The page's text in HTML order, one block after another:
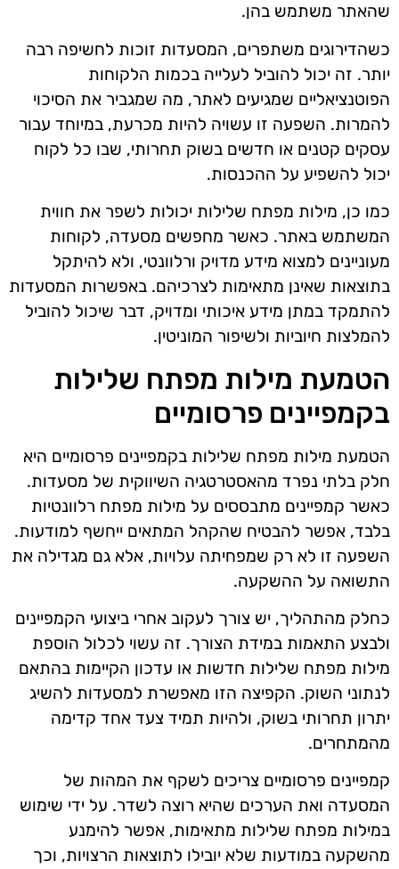
שהאתר משתמש בהן.
כשהדירוגים משתפרים, המסעדות זוכות לחשיפה רבה
יותר. זה יכול להוביל לעלייה בכמות הלקוחות
הפוטנציאליים שמגיעים לאתר, מה שמגביר את הסיכוי
להמרות. השפעה זו עשויה להיות מכרעת, במיוחד עבור
עסקים קטנים או חדשים בשוק תחרותי, שבו כל לקוח
יכול להשפיע על ההכנסות.
כמו כן, מילות מפתח שלילות יכולות לשפר את חווית
המשתמש באתר. כאשר מחפשים מסעדה, לקוחות
מעוניינים למצוא מידע מדויק ורלוונטי, ולא להיתקל
בתוצאות שאינן מתאימות לצרכיהם. באפשרות המסעדות
להתמקד במתן מידע איכותי ומדויק, דבר שיכול להוביל
להמלצות חיוביות ולשיפור המוניטין.
הטמעת מילות מפתח שלילות
בקמפיינים פרסומיים
הטמעת מילות מפתח שלילות בקמפיינים פרסומיים היא
חלק בלתי נפרד מהאסטרטגיה השיווקית של מסעדות.
כאשר קמפיינים מתבססים על מילות מפתח רלוונטיות
בלבד, אפשר להבטיח שהקהל המתאים ייחשף למודעות.
השפעה זו לא רק שמפחיתה עלויות, אלא גם מגדילה את
התשואה על ההשקעה.
כחלק מהתהליך, יש צורך לעקוב אחרי ביצועי הקמפיינים
ולבצע התאמות במידת הצורך. זה עשוי לכלול הוספת
מילות מפתח שלילות חדשות או עדכון הקיימות בהתאם
לנתוני השוק. הקפיצה הזו מאפשרת למסעדות להשיג
יתרון תחרותי בשוק, ולהיות תמיד צעד אחד קדימה
מהמתחרים.
קמפיינים פרסומיים צריכים לשקף את המהות של
המסעדה ואת הערכים שהיא רוצה לשדר. על ידי שימוש
במילות מפתח שלילות מתאימות, אפשר להימנע
מהשקעה במודעות שלא יובילו לתוצאות הרצויות, וכך